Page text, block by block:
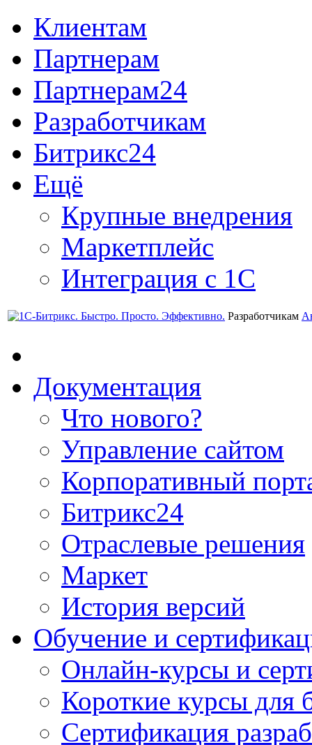
Клиентам
Партнерам
Партнерам24
Разработчикам
Битрикс24
Ещё
Крупные внедрения
Маркетплейс
Интеграция с 1С
Разработчикам
Документация
Что нового?
Управление сайтом
Корпоративный
Битрикс24
Отраслевые решения
Маркет
История версий
Обучение и
Онлайн-курсы и
Короткие курсы для
Сертификация